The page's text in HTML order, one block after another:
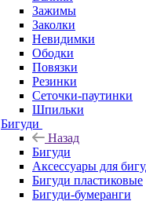
Зажимы
Заколки
Невидимки
Ободки
Повязки
Резинки
Сеточки-паутинки
Шпильки
Бигуди
Назад
Бигуди
Аксессуары для
Бигуди пластиковые
Бигуди-бумеранги